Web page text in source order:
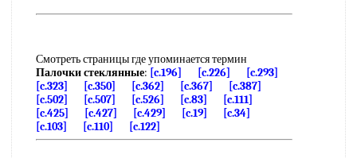
Смотреть страницы где упоминается термин
Палочки стеклянные: [c.196] [c.226]
[c.293]
[c.323]
[c.350] [c.362] [c.367]
[c.387]
[c.502]
[c.507] [c.526] [c.83]
[c.111]
[c.425]
[c.427] [c.429] [c.19]
[c.34]
[c.103]
[c.110] [c.122]